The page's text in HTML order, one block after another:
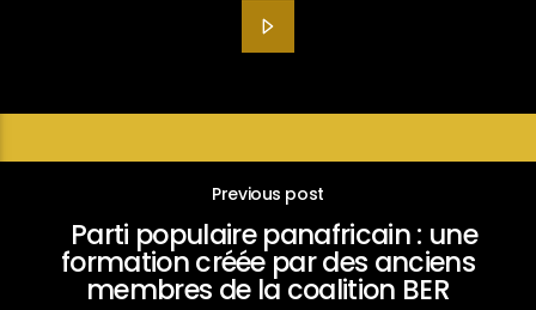
Previous post
Parti populaire panafricain : une
formation créée par des anciens
membres de la coalition BER